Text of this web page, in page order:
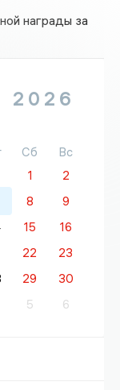
награды за
2026
Сб
Вс
1
2
8
9
15
16
22
23
29
30
5 6